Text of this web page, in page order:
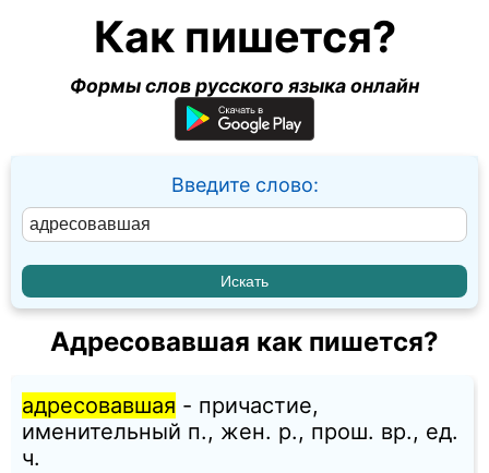
Как пишется?
Формы слов русского языка онлайн
Введите слово:
Адресовавшая как пишется?
адресовавшая - причастие,
именительный п., жен. p., прош. вр., ед.
ч.